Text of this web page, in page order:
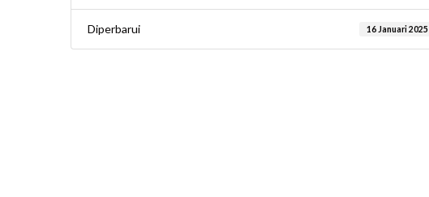
Diperbarui 16 Januari 2025